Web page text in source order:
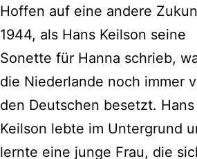
Hoffen auf eine andere
1944, als Hans Keilson seine
Sonette für Hanna schrieb,
die Niederlande noch immer
den Deutschen besetzt. Hans
Keilson lebte im Untergrund
lernte eine junge Frau, die